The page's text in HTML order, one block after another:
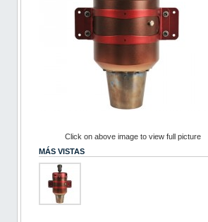
Click on above image to view full picture
MÁS VISTAS